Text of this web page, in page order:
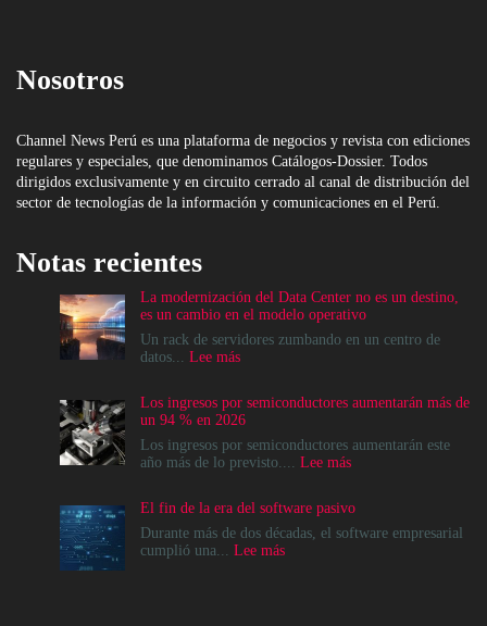
Nosotros
Channel News Perú es una plataforma de negocios y revista con ediciones
regulares y especiales, que denominamos Catálogos-Dossier. Todos
dirigidos exclusivamente y en circuito cerrado al canal de distribución del
sector de tecnologías de la información y comunicaciones en el Perú.
Notas recientes
La modernización del Data Center no es un destino,
es un cambio en el modelo operativo
Un rack de servidores zumbando en un centro de
datos... Lee más:
del
Data
Center
no
destino,
es
un
Los ingresos por semiconductores aumentarán más de
un 94 % en 2026
Los ingresos por semiconductores aumentarán este
año más de lo previsto.... Lee más:
por
semiconductores
El fin de la era del software pasivo
Durante más de dos décadas, el software empresarial
cumplió una... Lee más: